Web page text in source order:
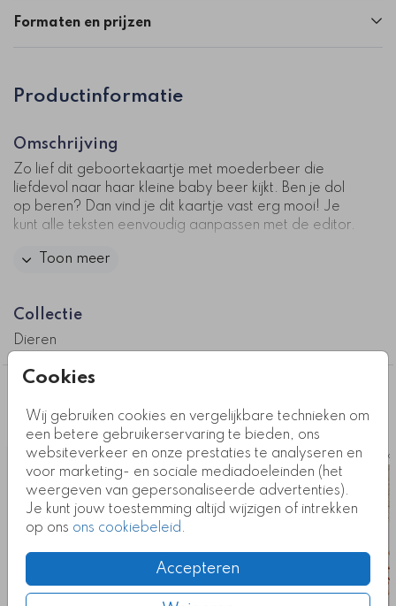
Cookies
Wij gebruiken cookies en vergelijkbare technieken om
een betere gebruikerservaring te bieden, ons
websiteverkeer en onze prestaties te analyseren en
voor marketing- en sociale mediadoeleinden (het
weergeven van gepersonaliseerde advertenties).
Je kunt jouw toestemming altijd wijzigen of intrekken
op ons ons cookiebeleid.
Accepteren
Formaten en prijzen
Productinformatie
Omschrijving
Zo lief dit geboortekaartje met moederbeer die
liefdevol naar haar kleine baby beer kijkt. Ben je dol
op beren? Dan vind je dit kaartje vast erg mooi! Je
kunt alle teksten eenvoudig aanpassen met de editor.
Kaartcode: 1061-n4
Toon meer
Collectie
Dieren
leuk
Kaart